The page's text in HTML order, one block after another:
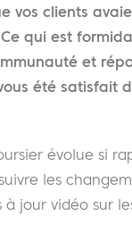
vos clients
qui est
et
été satisfait
évolue si
les
jour vidéo sur